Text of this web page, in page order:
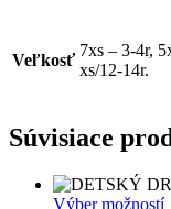
Veľkosť
7xs – 3-4r,
xs/12-14r.
Súvisiace
Výber možností